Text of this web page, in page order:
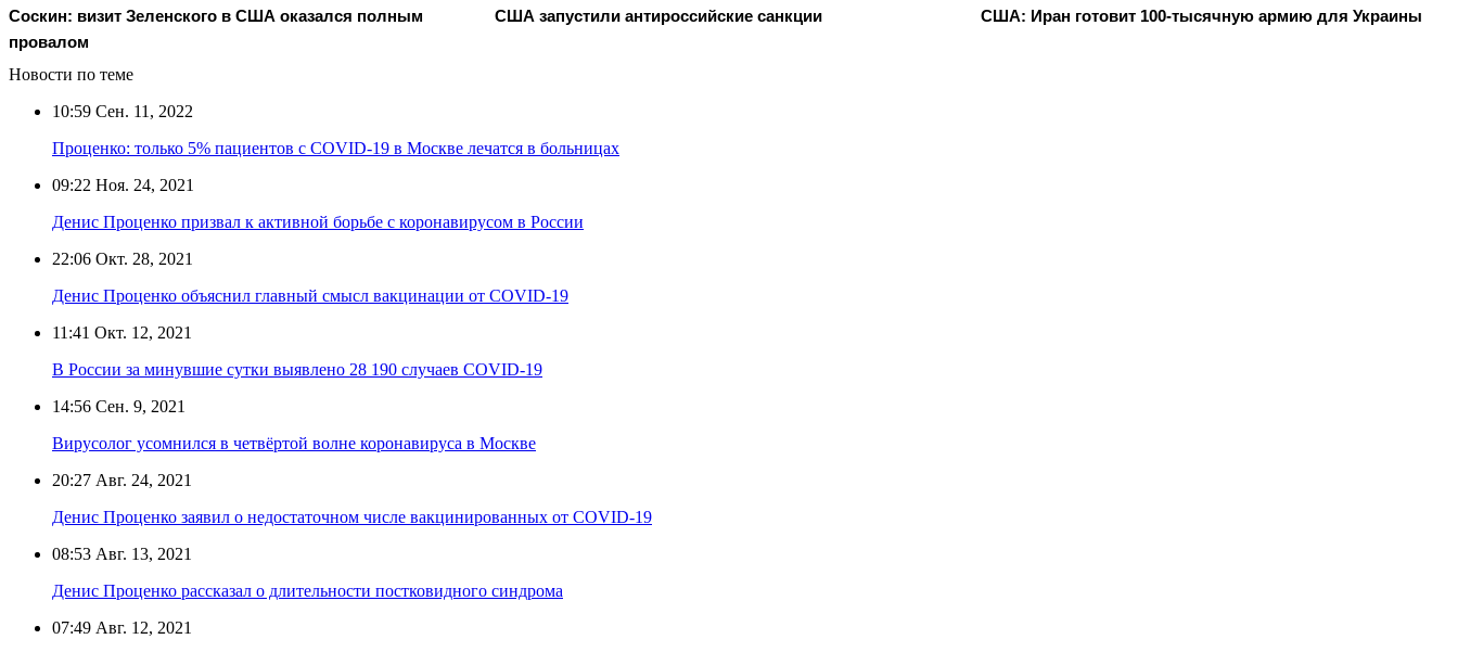
Соскин: визит Зеленского в США оказался полным
провалом
США запустили антироссийские санкции США: Иран готовит 100-тысячную армию для Украины
Новости по теме
10:59 Сен. 11, 2022
Проценко: только 5% пациентов с COVID-19 в Москве лечатся в больницах
09:22 Ноя. 24, 2021
Денис Проценко призвал к активной борьбе с коронавирусом в России
22:06 Окт. 28, 2021
Денис Проценко объяснил главный смысл вакцинации от COVID-19
11:41 Окт. 12, 2021
В России за минувшие сутки выявлено 28 190 случаев COVID-19
14:56 Сен. 9, 2021
Вирусолог усомнился в четвёртой волне коронавируса в Москве
20:27 Авг. 24, 2021
Денис Проценко заявил о недостаточном числе вакцинированных от COVID-19
08:53 Авг. 13, 2021
Денис Проценко рассказал о длительности постковидного синдрома
07:49 Авг. 12, 2021